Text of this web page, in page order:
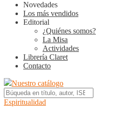
Novedades
Los más vendidos
Editorial
¿Quiénes somos?
La Misa
Actividades
Librería Claret
Contacto
Nuestro catálogo
Espiritualidad